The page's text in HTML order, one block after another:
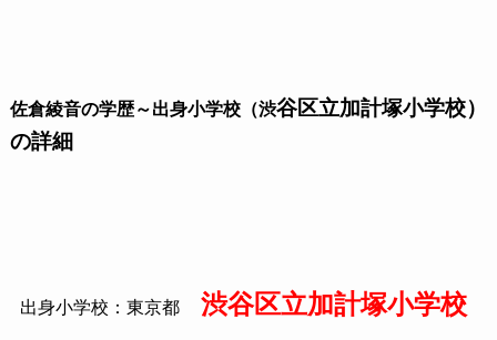
佐倉綾音の学歴～出身小学校（渋谷区立加計塚小学校）
の詳細
出身小学校：東京都 渋谷区立加計塚小学校